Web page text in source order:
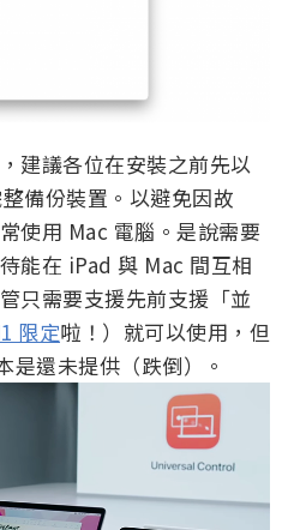
建議各位在安裝之前先以
備份裝置。以避免因故
使用 Mac 電腦。是說需要
能在 iPad 與 Mac 間互相
只需要支援先前支援「並
限定啦！）就可以使用，但
還未提供（跌倒）。